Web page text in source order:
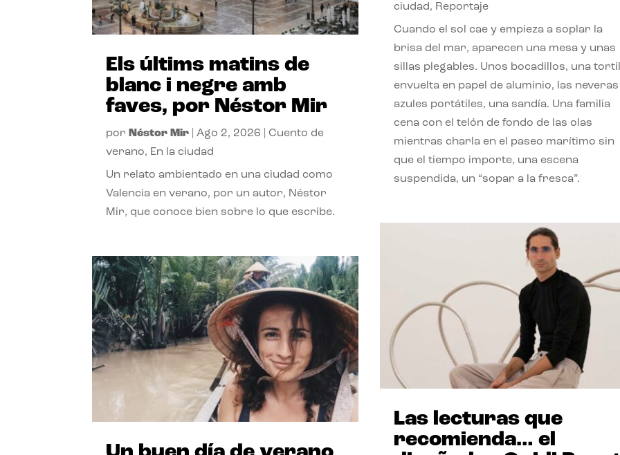
Els últims matins de
blanc i negre amb
faves, por Néstor Mir
por Néstor Mir |Ago 2, 2026 |Cuento de
verano, En la ciudad
Un relato ambientado en una ciudad como
Valencia en verano, por un autor, Néstor
Mir, que conoce bien sobre lo que escribe.
ciudad, Reportaje
Cuando el sol cae y empieza a soplar la
brisa del mar, aparecen una mesa y unas
sillas plegables. Unos bocadillos, una
envuelta en papel de aluminio, las neveras
azules portátiles, una sandía. Una familia
cena con el telón de fondo de las olas
mientras charla en el paseo marítimo sin
que el tiempo importe, una escena
suspendida, un “sopar a la fresca”.
Las lecturas que
recomienda… el